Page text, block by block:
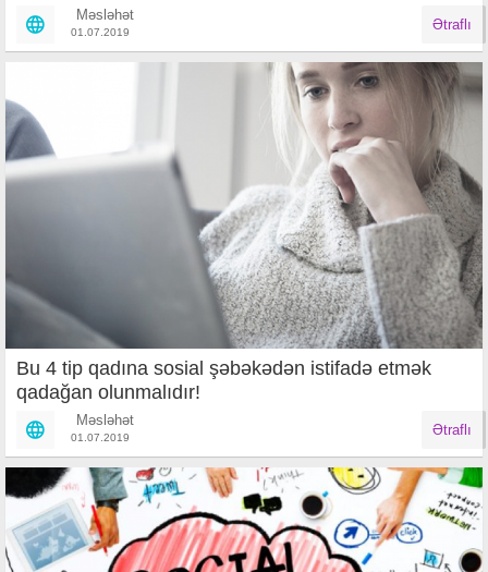
Məsləhət
01.07.2019 Ətraflı
Bu 4 tip qadına sosial şəbəkədən istifadə etmək
qadağan olunmalıdır!
Məsləhət
01.07.2019 Ətraflı